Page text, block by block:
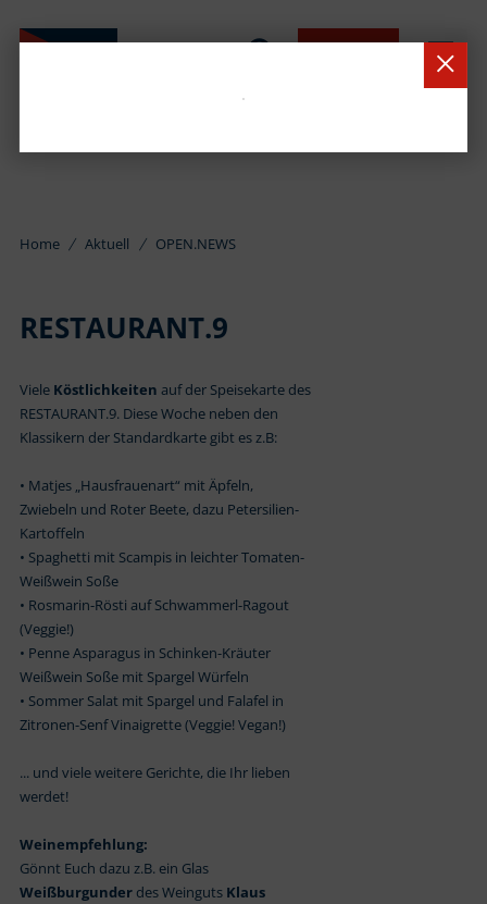
Home Aktuell OPEN.NEWS
RESTAURANT.9
Viele Köstlichkeiten auf der Speisekarte des
RESTAURANT.9. Diese Woche neben den
Klassikern der Standardkarte gibt es z.B:
• Matjes „Hausfrauenart“ mit Äpfeln,
Zwiebeln und Roter Beete, dazu Petersilien-
Kartoffeln
• Spaghetti mit Scampis in leichter Tomaten-
Weißwein Soße
• Rosmarin-Rösti auf Schwammerl-Ragout
(Veggie!)
• Penne Asparagus in Schinken-Kräuter
Weißwein Soße mit Spargel Würfeln
• Sommer Salat mit Spargel und Falafel in
Zitronen-Senf Vinaigrette (Veggie! Vegan!)
... und viele weitere Gerichte, die Ihr lieben
werdet!
Weinempfehlung:
Gönnt Euch dazu z.B. ein Glas
Weißburgunderdes Weinguts Klaus